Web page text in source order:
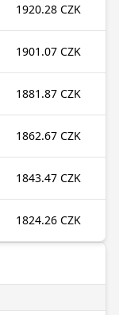
1920.28 CZK
1901.07 CZK
1881.87 CZK
1862.67 CZK
1843.47 CZK
1824.26 CZK